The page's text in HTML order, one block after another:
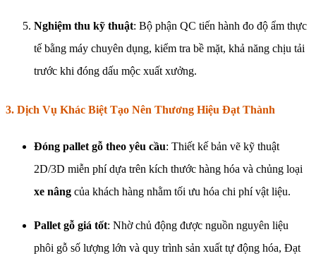
Nghiệm thu kỹ thuật: Bộ phận QC tiến hành đo độ ẩm thực
tế bằng máy chuyên dụng, kiểm tra bề mặt, khả năng chịu tải
trước khi đóng dấu mộc xuất xưởng.
3. Dịch Vụ Khác Biệt Tạo Nên Thương Hiệu Đạt Thành
Đóng pallet gỗ theo yêu cầu: Thiết kế bản vẽ kỹ thuật
2D/3D miễn phí dựa trên kích thước hàng hóa và chủng loại
xe nâng của khách hàng nhằm tối ưu hóa chi phí vật liệu.
Pallet gỗ giá tốt: Nhờ chủ động được nguồn nguyên liệu
phôi gỗ số lượng lớn và quy trình sản xuất tự động hóa, Đạt